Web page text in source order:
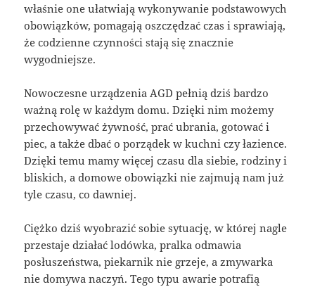
właśnie one ułatwiają wykonywanie podstawowych
obowiązków, pomagają oszczędzać czas i sprawiają,
że codzienne czynności stają się znacznie
wygodniejsze.
Nowoczesne urządzenia AGD pełnią dziś bardzo
ważną rolę w każdym domu. Dzięki nim możemy
przechowywać żywność, prać ubrania, gotować i
piec, a także dbać o porządek w kuchni czy łazience.
Dzięki temu mamy więcej czasu dla siebie, rodziny i
bliskich, a domowe obowiązki nie zajmują nam już
tyle czasu, co dawniej.
Ciężko dziś wyobrazić sobie sytuację, w której nagle
przestaje działać lodówka, pralka odmawia
posłuszeństwa, piekarnik nie grzeje, a zmywarka
nie domywa naczyń. Tego typu awarie potrafią